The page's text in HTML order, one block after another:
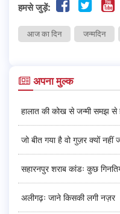
हमसे जुड़ें:
आज का दिन जन्मदिन
अपना मुल्क
हालात की कोख से जन्मी समझ से
जो बीत गया है वो गुज़र क्यों नहीं
सहारनपुर शराब कांडः कुछ
अलीगढ़ः जाने किसकी लगी नज़र